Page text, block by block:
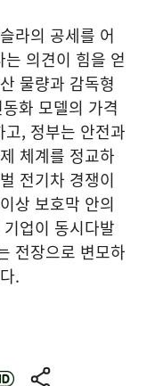
라의 공세를 어
의견이 힘을 얻
물량과 감독형
화 모델의 가격
, 정부는 안전과
체계를 정교하
전기차 경쟁이
상 보호막 안의
업이 동시다발
전장으로 변모하
.